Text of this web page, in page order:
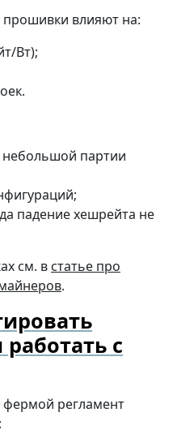
влияют на:
Вт);
небольшой партии
падение хешрейта не
см. в статье про
.
с
фермой регламент